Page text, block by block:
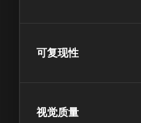
可复现性
视觉质量